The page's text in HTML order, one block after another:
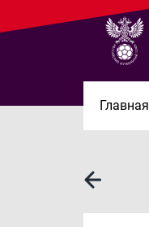
Главная